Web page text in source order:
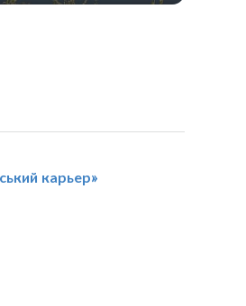
карьер»